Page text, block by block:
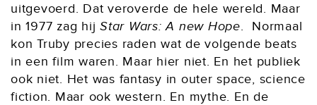
uitgevoerd. Dat veroverde de hele wereld. Maar
in 1977 zag hijStar Wars: A new Hope. Normaal
kon Truby precies raden wat de volgende beats
in een film waren. Maar hier niet. En het publiek
ook niet. Het was fantasy in outer space, science
fiction. Maar ook western. En mythe. En de